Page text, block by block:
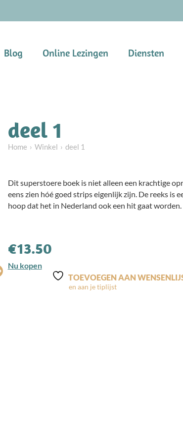
Blog Online Lezingen Diensten
deel 1
Home Winkel deel 1
Dit superstoere boek is niet alleen een krachtige
eens zien hóé goed strips eigenlijk zijn. De reeks is
hoop dat het in Nederland ook een hit gaat worden.
€13.50
Nu kopen
TOEVOEGEN AAN